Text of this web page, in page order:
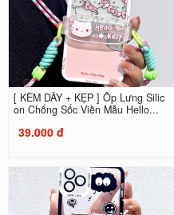
[ KÈM DÂY + KẸP ] Ốp Lưng Silic
on Chống Sốc Viền Mẫu Hello...
39.000 đ